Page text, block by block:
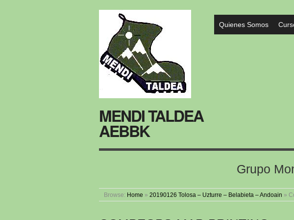
MENDI TALDEA
AEBBK
Quienes Somos
Grupo
Browse: Home » 20190126 Tolosa – Uzturre – Belabieta – Andoain »